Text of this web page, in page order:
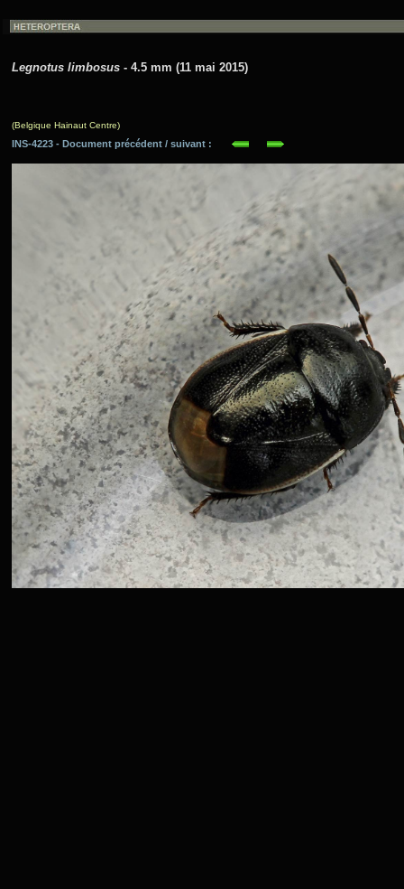
Legnotus limbosus - 4.5 mm (11 mai 2015)
(Belgique Hainaut Centre)
INS-4223 - Document précédent / suivant :